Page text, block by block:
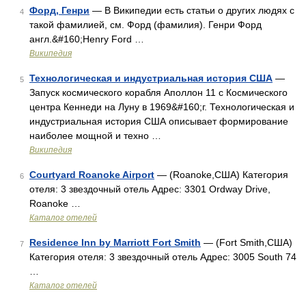
4 Форд, Генри — В Википедии есть статьи о других людях с
такой фамилией, см. Форд (фамилия). Генри Форд
англ.&#160;Henry Ford …
Википедия
5 Технологическая и индустриальная история США —
Запуск космического корабля Аполлон 11 с Космического
центра Кеннеди на Луну в 1969&#160;г. Технологическая и
индустриальная история США описывает формирование
наиболее мощной и техно …
Википедия
6 Courtyard Roanoke Airport — (Roanoke,США) Категория
отеля: 3 звездочный отель Адрес: 3301 Ordway Drive,
Roanoke …
Каталог отелей
7 Residence Inn by Marriott Fort Smith — (Fort Smith,США)
Категория отеля: 3 звездочный отель Адрес: 3005 South 74
Каталог отелей